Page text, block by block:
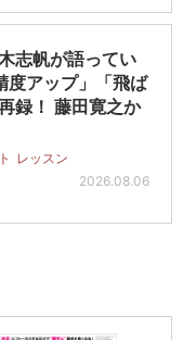
志帆が語ってい
度アップ」「飛ば
録！ 藤田寛之か
レッスン
2026.08.06